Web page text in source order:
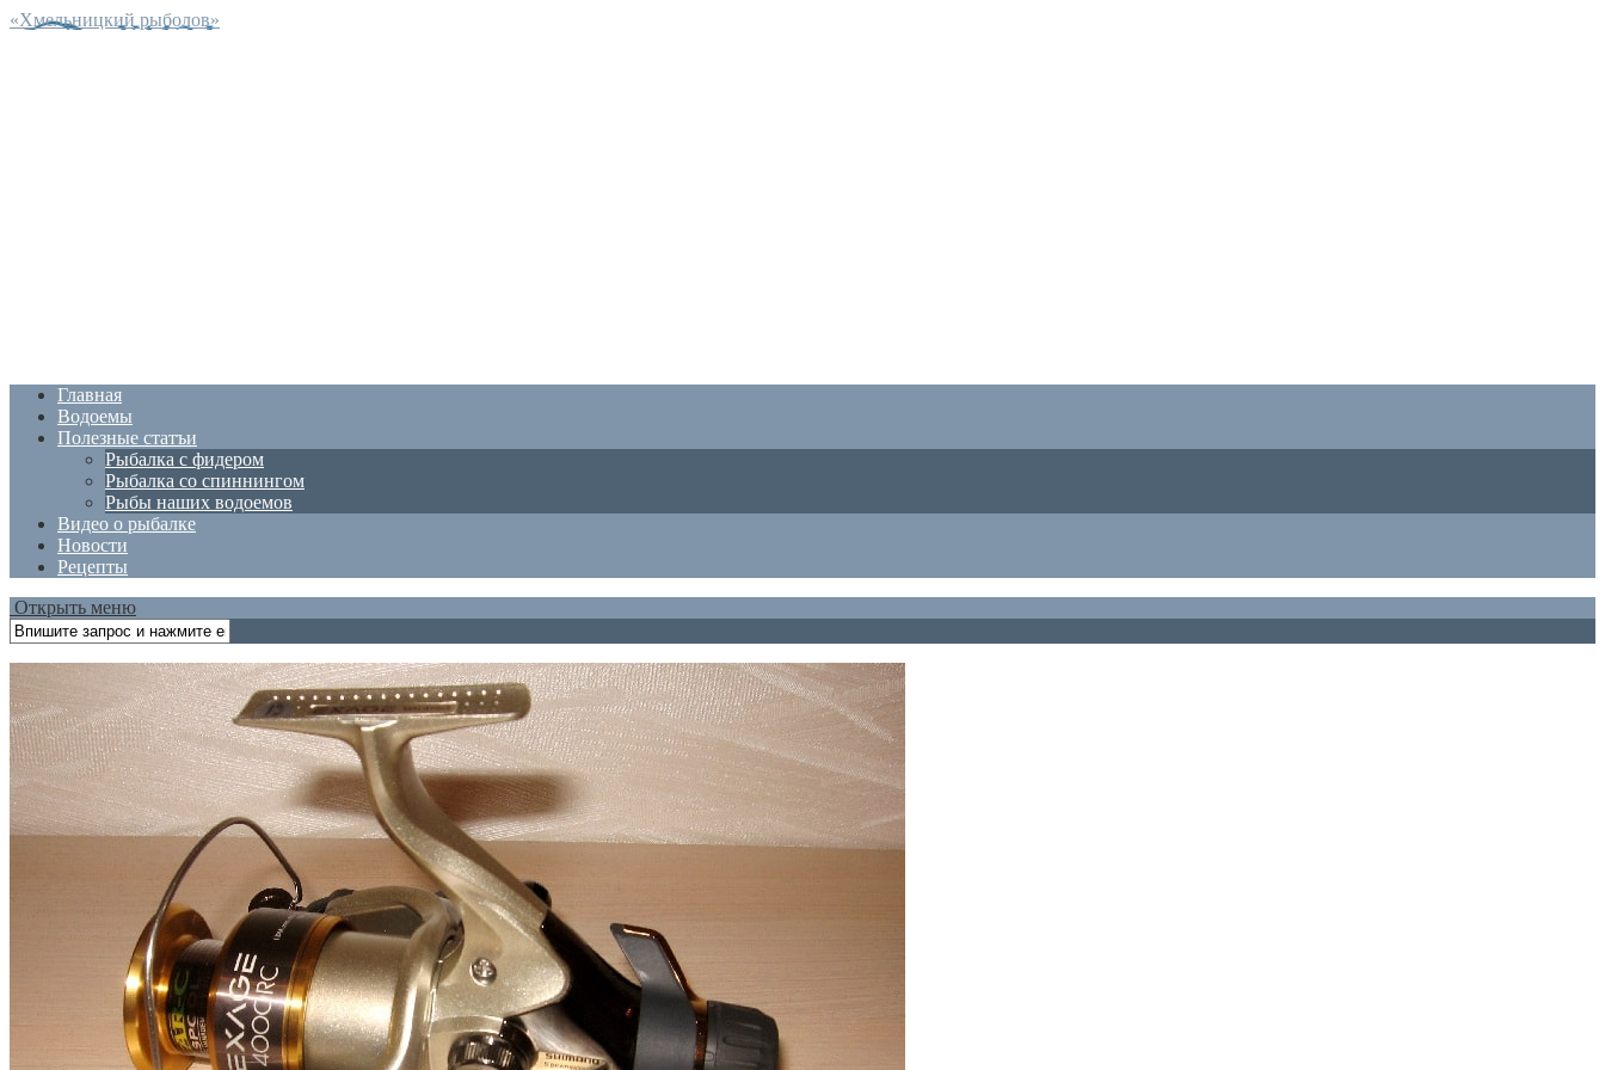
«Хмельницкий рыболов»
Главная
Водоемы
Полезные статъи
Рыбалка с фидером
Рыбалка со спиннингом
Рыбы наших водоемов
Видео о рыбалке
Новости
Рецепты
Открыть меню